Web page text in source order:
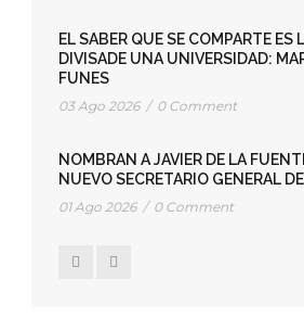
EL SABER QUE SE COMPARTE ES
DIVISADE UNA UNIVERSIDAD:
FUNES
03 Ago 2026 / 0 Comment
NOMBRAN A JAVIER DE LA
NUEVO SECRETARIO GENERAL
01 Ago 2026 / 0 Comment